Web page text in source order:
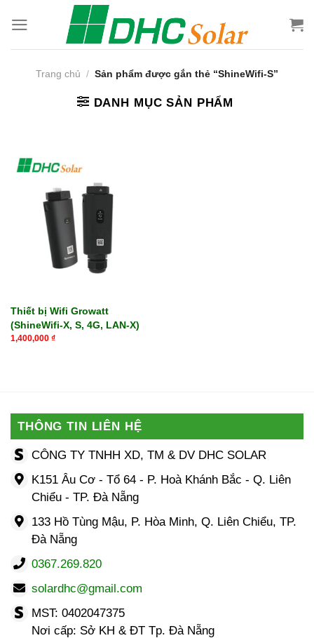
qua
nội
Trang chủ / Sản phẩm được gắn thẻ “ShineWifi-S”
DANH MỤC SẢN PHẨM
Thiết bị Wifi Growatt
(ShineWifi-X, S, 4G, LAN-X)
1,400,000 ₫
THÔNG TIN LIÊN HỆ
CÔNG TY TNHH XD, TM & DV DHC SOLAR
K151 Âu Cơ - Tổ 64 - P. Hoà Khánh Bắc - Q. Liên
Chiểu - TP. Đà Nẵng
133 Hồ Tùng Mậu, P. Hòa Minh, Q. Liên Chiểu, TP.
Đà Nẵng
0367.269.820
solardhc@gmail.com
MST: 0402047375
Nơi cấp: Sở KH & ĐT Tp. Đà Nẵng